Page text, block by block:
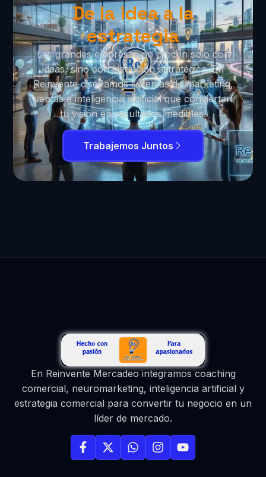
De la idea a la
estrategia
Las grandes empresas no crecen solo con
ideas, sino con ejecución estratégica. En
Reinvente diseñamos sistemas de marketing,
ventas e inteligencia artificial que convierten
tu visión en resultados medibles.
Trabajemos Juntos
En Reinvente Mercadeo integramos coaching
comercial, neuromarketing, inteligencia artificial y
estrategia comercial para convertir tu negocio en un
líder de mercado.